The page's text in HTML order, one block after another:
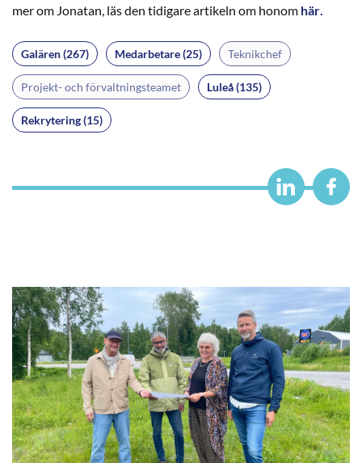
mer om Jonatan, läs den tidigare artikeln om honom här.
Galären (267) Medarbetare (25) Teknikchef
Projekt- och förvaltningsteamet Luleå (135)
Rekrytering (15)